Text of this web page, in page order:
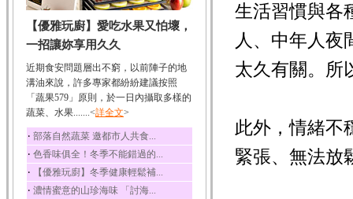
韭菜
韭菜所含的膳食纖維能
幫助消化與通便；揮...
冬瓜
冬瓜營養價值高，鈉含
量極低是水腫病人的...
豆豉
豆豉裡頭含有營養的蛋
白質、脂肪、鈣、磷...
榛果
榛果裡所含的營養素有
蛋白質、脂肪、醣類...
【優雅玩廚】愛吃水果又怕壞，
一招讓妳享用久久
近期食安問題層出不窮，以前陣子的地
溝油來說，許多專家都紛紛建議按照
「蔬果579」原則，於一日內攝取多樣的
蔬菜、水果.......<詳全文>
‧ 部落自然蔬菜 邀都市人共食...
‧ 色香味俱全！冬季不能錯過的...
‧ 【優雅玩廚】冬季健康輕鬆補...
‧ 濃情蜜意的山珍海味 「討海...
生活習慣與各
人、中年人夜
太久有關。所
此外，情緒不
緊張、無法放